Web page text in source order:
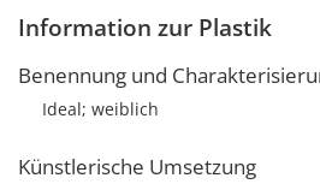
Information zur Plastik
Benennung und
Ideal; weiblich
Künstlerische Umsetzung